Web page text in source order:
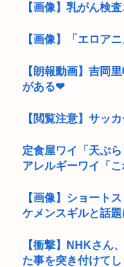
【画像】乳がん検
【画像】「エロア
【朗報動画】吉岡
がある❤
【閲覧注意】サッ
定食屋ワイ「天ぷ
アレルギーワイ「
【画像】ショート
ケメンスギルと話
【衝撃】NHKさん
た事を突き付けてし